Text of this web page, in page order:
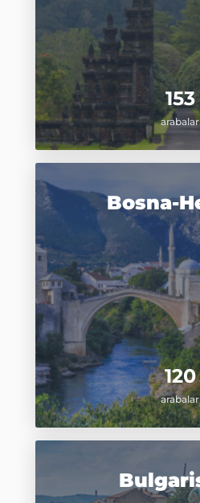
153
arabalar
120
arabalar
Bosna-